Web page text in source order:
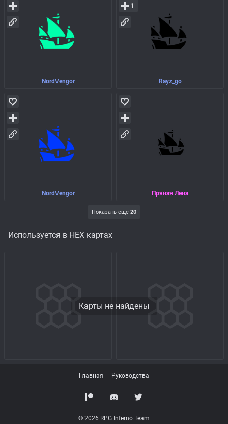
NordVengor Rayz_go
1
NordVengor Пряная Лена
Показать еще 20
Используется в HEX картах
Карты не найдены
Главная Руководства
© 2026 RPG Inferno Team